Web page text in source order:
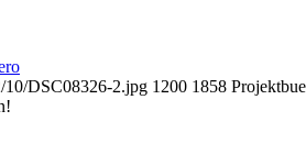
10/DSC08326-2.jpg 1200 1858